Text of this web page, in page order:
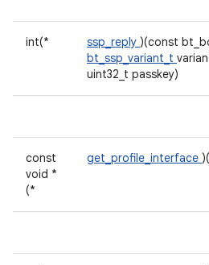
int(* ssp_reply )(const
bt_ssp_variant_t
uint32_t passkey)
const
void *
(*
get_profile_interface